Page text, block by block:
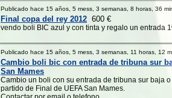
Publicado hace 15 años, 5 mess, 3 semanas, 8 horas, 36
Final copa del rey 2012 600 €
vendo boli BIC azul y con tinta y regalo un entrada
Publicado hace 15 años, 5 mess, 3 semanas, 11 horas, 12
Cambio boli bic con entrada de tribuna sur
San Mames
Cambio un boli con su entrada de tribuna sur baja
partido de Final de UEFA San Mames.